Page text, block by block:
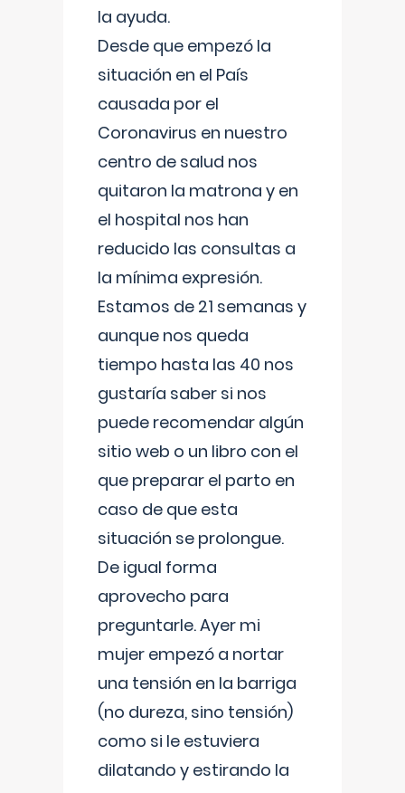
la ayuda.
Desde que empezó la
situación en el País
causada por el
Coronavirus en nuestro
centro de salud nos
quitaron la matrona y en
el hospital nos han
reducido las consultas a
la mínima expresión.
Estamos de 21 semanas y
aunque nos queda
tiempo hasta las 40 nos
gustaría saber si nos
puede recomendar algún
sitio web o un libro con el
que preparar el parto en
caso de que esta
situación se prolongue.
De igual forma
aprovecho para
preguntarle. Ayer mi
mujer empezó a nortar
una tensión en la barriga
(no dureza, sino tensión)
como si le estuviera
dilatando y estirando la